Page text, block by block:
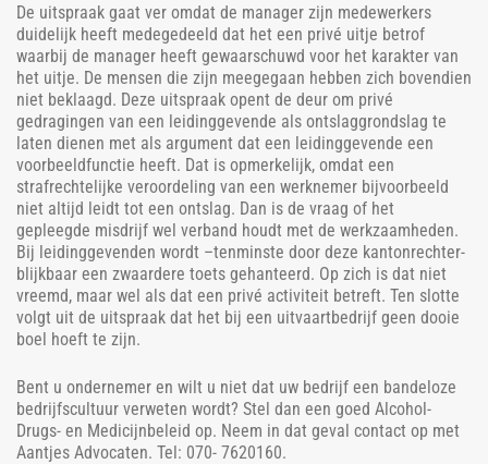
De uitspraak gaat ver omdat de manager zijn medewerkers
duidelijk heeft medegedeeld dat het een privé uitje betrof
waarbij de manager heeft gewaarschuwd voor het karakter van
het uitje. De mensen die zijn meegegaan hebben zich bovendien
niet beklaagd. Deze uitspraak opent de deur om privé
gedragingen van een leidinggevende als ontslaggrondslag te
laten dienen met als argument dat een leidinggevende een
voorbeeldfunctie heeft. Dat is opmerkelijk, omdat een
strafrechtelijke veroordeling van een werknemer bijvoorbeeld
niet altijd leidt tot een ontslag. Dan is de vraag of het
gepleegde misdrijf wel verband houdt met de werkzaamheden.
Bij leidinggevenden wordt –tenminste door deze kantonrechter-
blijkbaar een zwaardere toets gehanteerd. Op zich is dat niet
vreemd, maar wel als dat een privé activiteit betreft. Ten slotte
volgt uit de uitspraak dat het bij een uitvaartbedrijf geen dooie
boel hoeft te zijn.
Bent u ondernemer en wilt u niet dat uw bedrijf een bandeloze
bedrijfscultuur verweten wordt? Stel dan een goed Alcohol-
Drugs- en Medicijnbeleid op. Neem in dat geval contact op met
Aantjes Advocaten. Tel: 070- 7620160.